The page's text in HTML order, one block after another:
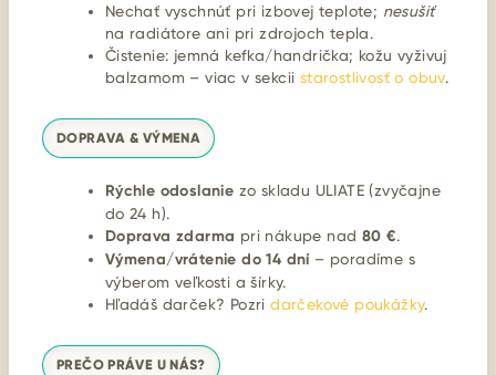
Nechať vyschnúť pri izbovej teplote; nesušiť
na radiátore ani pri zdrojoch tepla.
Čistenie: jemná kefka/handrička; kožu vyživuj
balzamom – viac v sekcii starostlivosť o obuv.
DOPRAVA & VÝMENA
Rýchle odoslanie zo skladu ULIATE (zvyčajne
do 24 h).
Doprava zdarma pri nákupe nad 80 €.
Výmena/vrátenie do 14 dní– poradíme s
výberom veľkosti a šírky.
Hľadáš darček? Pozridarčekové poukážky.
PREČO PRÁVE U NÁS?